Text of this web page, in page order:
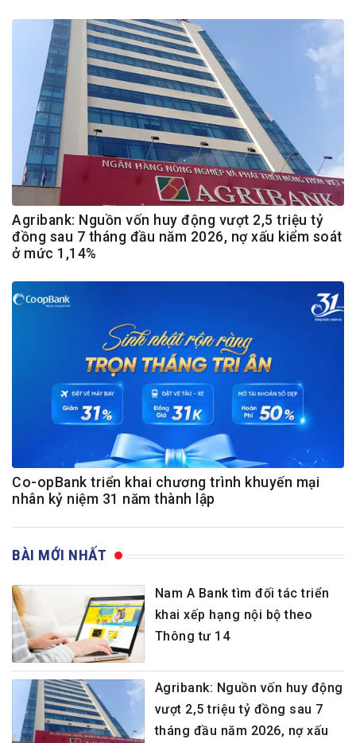
Agribank: Nguồn vốn huy động vượt 2,5 triệu tỷ
đồng sau 7 tháng đầu năm 2026, nợ xấu kiểm soát
ở mức 1,14%
Co-opBank triển khai chương trình khuyến mại
nhân kỷ niệm 31 năm thành lập
BÀI MỚI NHẤT
Nam A Bank tìm đối tác triển
khai xếp hạng nội bộ theo
Thông tư 14
Agribank: Nguồn vốn huy động
vượt 2,5 triệu tỷ đồng sau 7
tháng đầu năm 2026, nợ xấu